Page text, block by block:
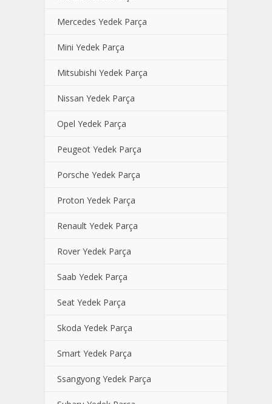
Mercedes Yedek Parça
Mini Yedek Parça
Mitsubishi Yedek Parça
Nissan Yedek Parça
Opel Yedek Parça
Peugeot Yedek Parça
Porsche Yedek Parça
Proton Yedek Parça
Renault Yedek Parça
Rover Yedek Parça
Saab Yedek Parça
Seat Yedek Parça
Skoda Yedek Parça
Smart Yedek Parça
Ssangyong Yedek Parça